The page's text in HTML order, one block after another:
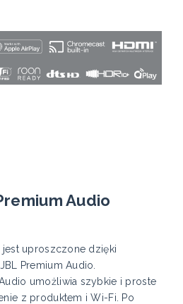
Audio
jest uproszczone dzięki
Premium Audio.
umożliwia szybkie i proste
z produktem i Wi-Fi. Po